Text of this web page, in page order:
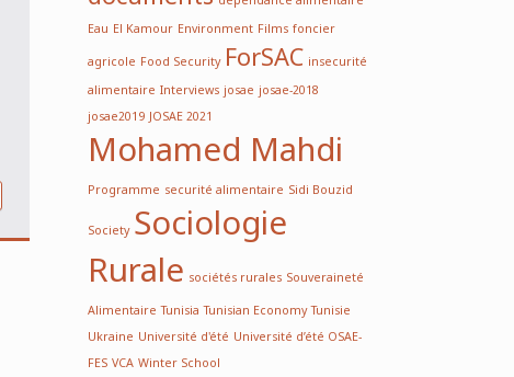
Eau El Kamour Environment Filmsfoncier
agricole Food Security ForSAC insecurité
alimentaire Interviewsjosae josae-2018
josae2019JOSAE 2021
Mohamed Mahdi
Programme securité alimentaire Sidi Bouzid
Society Sociologie
Rurale sociétés rurales Souveraineté
Alimentaire Tunisia Tunisian EconomyTunisie
Ukraine Université d'été Université d’été OSAE-
FESVCAWinter School